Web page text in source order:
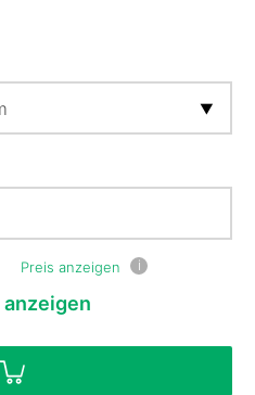
Preis anzeigen i
anzeigen